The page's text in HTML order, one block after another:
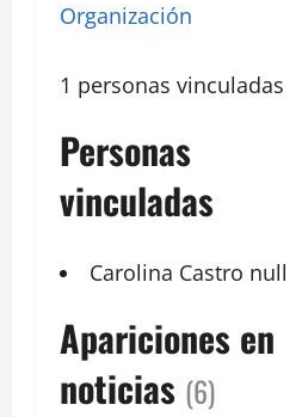
Organización
1 personas vinculadas
Personas
vinculadas
Carolina Castro null
Apariciones en
noticias (6)